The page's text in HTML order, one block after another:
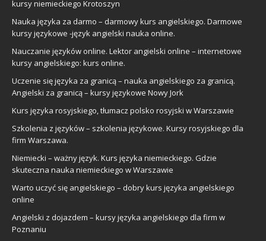
kursy niemieckiego Krotoszyn
Nauka języka za darmo – darmowy kurs angielskiego. Darmowe
kursy językowe -język angielski nauka online.
Nauczanie języków online. Lektor angielski online – internetowe
kursy angielskiego: kurs online.
Uczenie się języka za granicą – nauka angielskiego za granicą.
Angielski za granicą – kursy językowe Nowy Jork
Kurs języka rosyjskiego, tłumacz polsko rosyjski w Warszawie
Szkolenia z języków – szkolenia językowe. Kursy rosyjskiego dla
firm Warszawa.
Niemiecki – ważny język. Kurs języka niemieckiego. Gdzie
skuteczna nauka niemieckiego w Warszawie
Warto uczyć się angielskiego – dobry kurs języka angielskiego
online
Angielski z dojazdem – kursy języka angielskiego dla firm w
Poznaniu